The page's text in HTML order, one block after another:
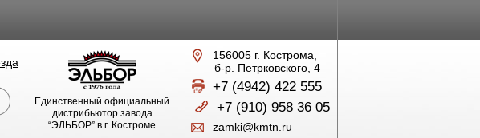
Единственный официальный
дистрибьютор завода
“ЭЛЬБОР” в г. Костроме
156005 г. Кострома,
б-р. Петрковского, 4
+7 (4942) 422 555
+7 (910) 958 36 05
zamki@kmtn.ru